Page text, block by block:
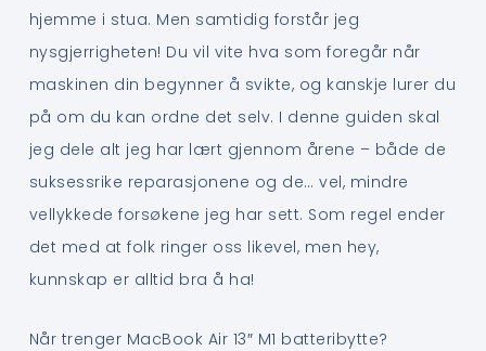
hjemme i stua. Men samtidig forstår jeg
nysgjerrigheten! Du vil vite hva som foregår når
maskinen din begynner å svikte, og kanskje lurer du
på om du kan ordne det selv. I denne guiden skal
jeg dele alt jeg har lært gjennom årene – både de
suksessrike reparasjonene og de… vel, mindre
vellykkede forsøkene jeg har sett. Som regel ender
det med at folk ringer oss likevel, men hey,
kunnskap er alltid bra å ha!
Når trenger MacBook Air 13″ M1 batteribytte?